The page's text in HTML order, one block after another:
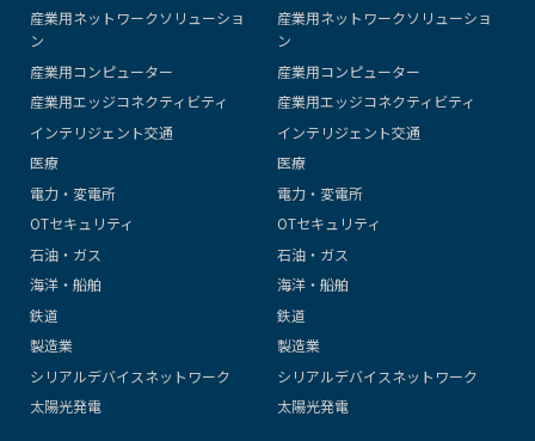
産業用ネットワークソリューショ
ン
産業用コンピューター
産業用エッジコネクティビティ
インテリジェント交通
医療
電力・変電所
OTセキュリティ
石油・ガス
海洋・船舶
鉄道
製造業
シリアルデバイスネットワーク
太陽光発電
産業用ネットワークソリューショ
ン
産業用コンピューター
産業用エッジコネクティビティ
インテリジェント交通
医療
電力・変電所
OTセキュリティ
石油・ガス
海洋・船舶
鉄道
製造業
シリアルデバイスネットワーク
太陽光発電